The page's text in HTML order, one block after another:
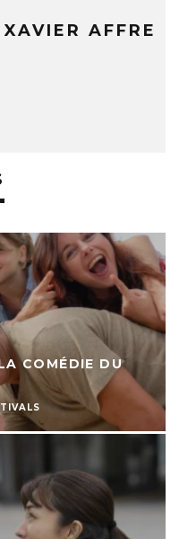
XAVIER AFFRE
COMÉDIE DU